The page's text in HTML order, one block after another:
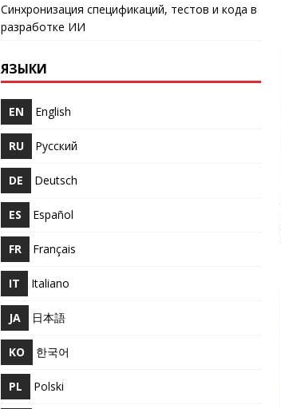
Синхронизация спецификаций, тестов и кода в
разработке ИИ
ЯЗЫКИ
EN English
RU Русский
DE Deutsch
ES Español
FR Français
IT Italiano
JA 日本語
KO 한국어
PL Polski